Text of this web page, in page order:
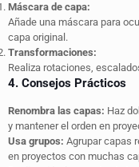
Máscara de capa:
Añade una máscara para
capa original.
Transformaciones:
Realiza rotaciones,
4. Consejos Prácticos
Renombra las capas: Haz
y mantener el orden en
Usa grupos: Agrupar capas
en proyectos con muchas